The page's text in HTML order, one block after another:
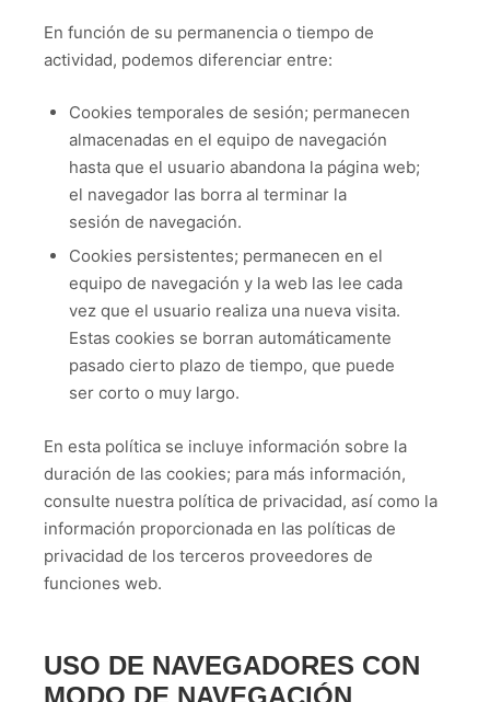
En función de su permanencia o tiempo de
actividad, podemos diferenciar entre:
Cookies temporales de sesión; permanecen
almacenadas en el equipo de navegación
hasta que el usuario abandona la página web;
el navegador las borra al terminar la
sesión de navegación.
Cookies persistentes; permanecen en el
equipo de navegación y la web las lee cada
vez que el usuario realiza una nueva visita.
Estas cookies se borran automáticamente
pasado cierto plazo de tiempo, que puede
ser corto o muy largo.
En esta política se incluye información sobre la
duración de las cookies; para más información,
consulte nuestra política de privacidad, así como la
información proporcionada en las políticas de
privacidad de los terceros proveedores de
funciones web.
USO DE NAVEGADORES CON
MODO DE NAVEGACIÓN